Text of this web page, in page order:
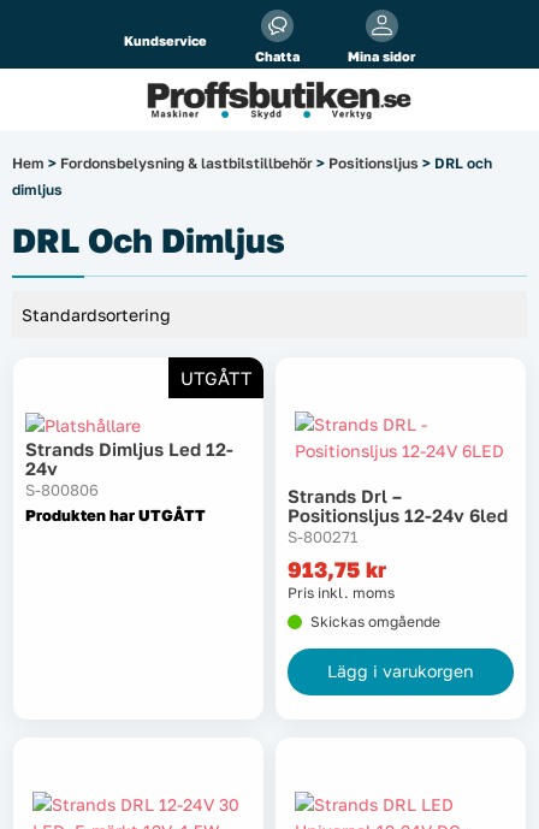
Kundservice
Chatta
Mina sidor
Alla priser visasinkl. moms!
Privat
Arbetsplats
El & belysning
Fordonsbelysning & lastbilstillbehör
Förbrukningsmaterial
Garage & verkstad
Lyft, transport & materialhantering
Oljor & kem
Hem > Fordonsbelysning & lastbilstillbehör > Positionsljus > DRL och
dimljus
DRL Och Dimljus
UTGÅTT
Strands Dimljus Led 12-
24v
S-800806
Produkten har UTGÅTT
Strands Drl –
Positionsljus 12-24v 6led
S-800271
913,75 kr
Pris inkl. moms
Skickas omgående
Lägg i varukorgen